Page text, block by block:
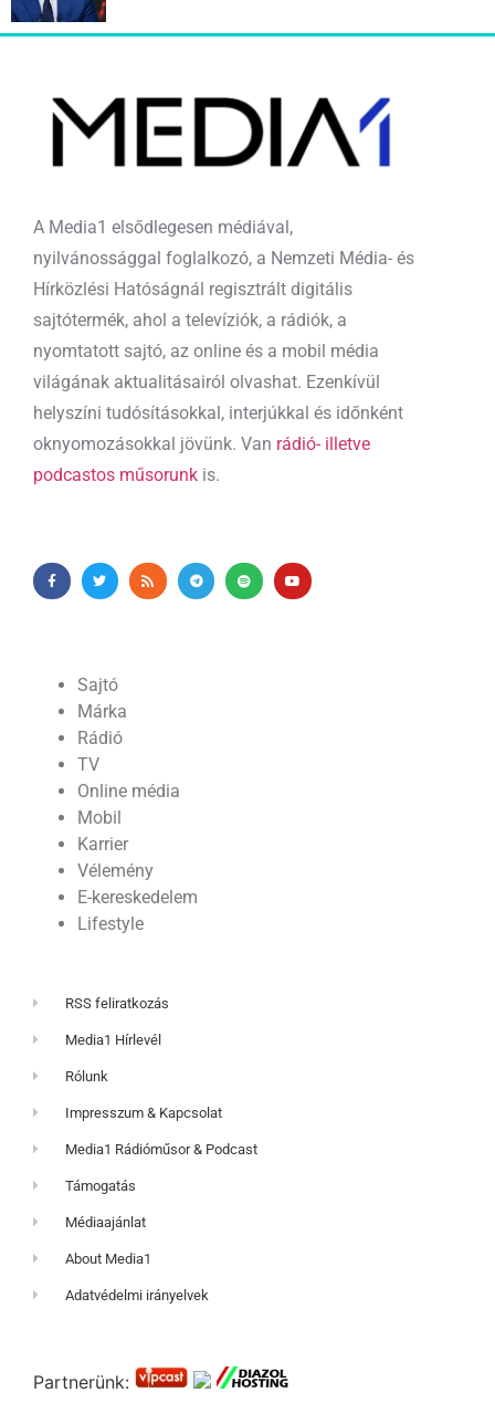
A Media1 elsődlegesen médiával,
nyilvánossággal foglalkozó, a Nemzeti Média- és
Hírközlési Hatóságnál regisztrált digitális
sajtótermék, ahol a televíziók, a rádiók, a
nyomtatott sajtó, az online és a mobil média
világának aktualitásairól olvashat. Ezenkívül
helyszíni tudósításokkal, interjúkkal és időnként
oknyomozásokkal jövünk. Van rádió- illetve
podcastos műsorunk is.
Sajtó
Márka
Rádió
TV
Online média
Mobil
Karrier
Vélemény
E-kereskedelem
Lifestyle
RSS feliratkozás
Media1 Hírlevél
Rólunk
Impresszum & Kapcsolat
Media1 Rádióműsor & Podcast
Támogatás
Médiaajánlat
About Media1
Adatvédelmi irányelvek
Partnerünk: